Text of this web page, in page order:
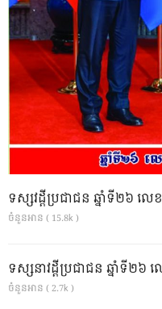
ទស្សវដ្តីប្រជាជន ឆ្នាំទី២៦ ល
ចំនួនអាន ( 15.8k )
ទស្សនាវដ្ដីប្រជាជន ឆ្នាំទី២
ចំនួនអាន ( 2.7k )